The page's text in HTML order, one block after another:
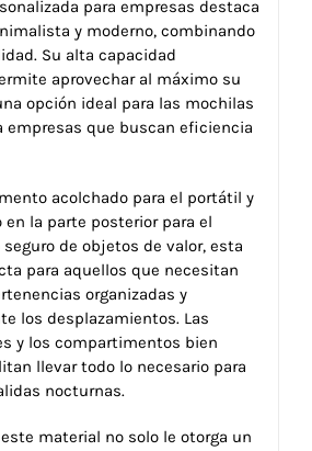
para empresas destaca
y moderno, combinando
Su alta capacidad
aprovechar al máximo su
opción ideal para las mochilas
empresas que buscan eficiencia
acolchado para el portátil y
la parte posterior para el
de objetos de valor, esta
para aquellos que necesitan
organizadas y
los desplazamientos. Las
y los compartimentos bien
llevar todo lo necesario para
nocturnas.
este material no solo le otorga un